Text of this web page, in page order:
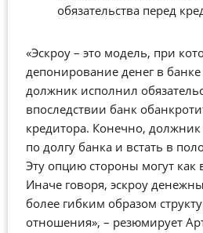
обязательства перед
«Эскроу – это модель, при
депонирование денег в банке
должник исполнил
впоследствии банк
кредитора. Конечно,
по долгу банка и встать в
Эту опцию стороны могут как
Иначе говоря, эскроу
более гибким образом
отношения», – резюмирует